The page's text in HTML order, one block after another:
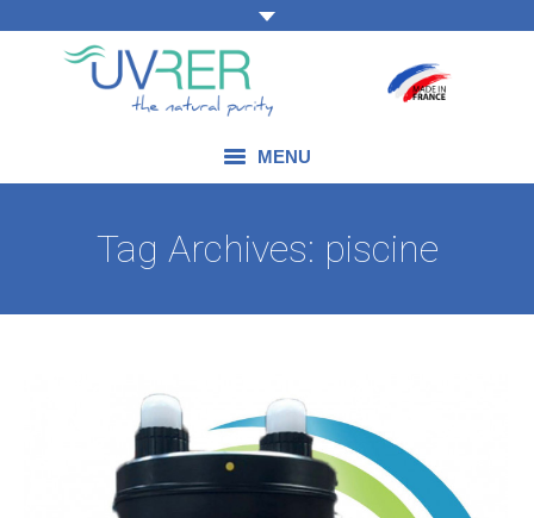
MENU
NOS PRODUITS
NOUS CONTACTER
Tag Archives: piscine